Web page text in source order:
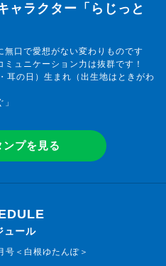
ャラクター「らじっと
無口で愛想がない変わりものです
ミュニケーション力は抜群です！
耳の日）生まれ（出生地はときがわ
プを見る
ュール
＜白根ゆたんぽ＞